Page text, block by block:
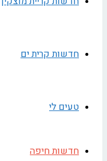
חדשות קרית ים
טעים לי
חדשות חיפה